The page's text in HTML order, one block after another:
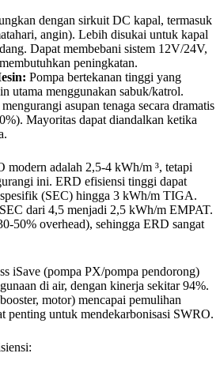
dengan sirkuit DC kapal, termasuk
angin). Lebih disukai untuk kapal
Dapat membebani sistem 12V/24V,
peningkatan.
Pompa bertekanan tinggi yang
utama menggunakan sabuk/katrol.
asupan tenaga secara dramatis
Mayoritas dapat diandalkan ketika
modern adalah 2,5-4 kWh/m ³, tetapi
ini. ERD efisiensi tinggi dapat
(SEC) hingga 3 kWh/m TIGA.
dari 4,5 menjadi 2,5 kWh/m EMPAT.
50% overhead), sehingga ERD sangat
iSave (pompa PX/pompa pendorong)
di air, dengan kinerja sekitar 94%.
motor) mencapai pemulihan
penting untuk mendekarbonisasi SWRO.